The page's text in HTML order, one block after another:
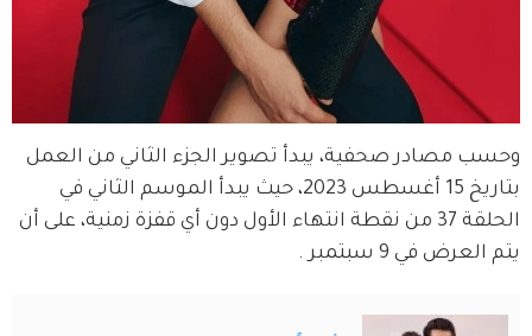
وحسب مصادر صحفية، يبدأ تصوير الجزء الثاني من العمل
بتاريخ 15 أغسطس 2023، حيث يبدأ الموسم الثاني في
الحلقة 37 من نقطة انتهاء الأول دون أي قفزة زمنية، على أن
يتم العرض في 9 سبتمبر .